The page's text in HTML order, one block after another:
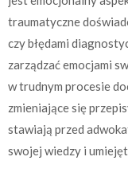
traumatyczne
czy błędami
zarządzać emocjami
w trudnym procesie
zmieniające się
stawiają przed
swojej wiedzy i